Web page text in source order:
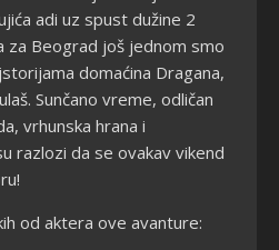
adi uz spust dužine 2
za Beograd još jednom smo
domaćina Dragana,
Sunčano vreme, odličan
vrhunska hrana i
razlozi da se ovakav vikend
od aktera ove avanture: